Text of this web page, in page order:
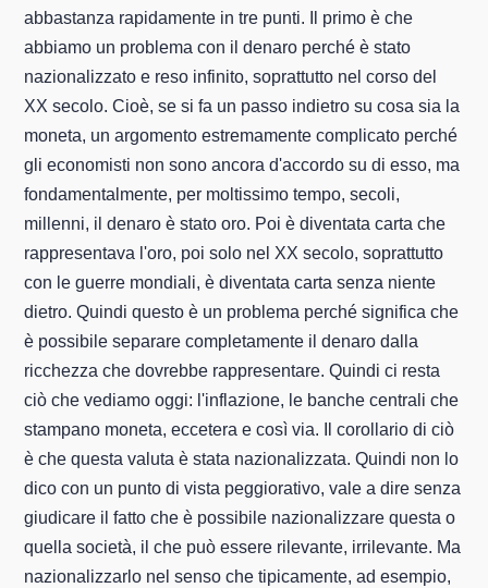
abbastanza rapidamente in tre punti. Il primo è che
abbiamo un problema con il denaro perché è stato
nazionalizzato e reso infinito, soprattutto nel corso del
XX secolo. Cioè, se si fa un passo indietro su cosa sia la
moneta, un argomento estremamente complicato perché
gli economisti non sono ancora d'accordo su di esso, ma
fondamentalmente, per moltissimo tempo, secoli,
millenni, il denaro è stato oro. Poi è diventata carta che
rappresentava l'oro, poi solo nel XX secolo, soprattutto
con le guerre mondiali, è diventata carta senza niente
dietro. Quindi questo è un problema perché significa che
è possibile separare completamente il denaro dalla
ricchezza che dovrebbe rappresentare. Quindi ci resta
ciò che vediamo oggi: l'inflazione, le banche centrali che
stampano moneta, eccetera e così via. Il corollario di ciò
è che questa valuta è stata nazionalizzata. Quindi non lo
dico con un punto di vista peggiorativo, vale a dire senza
giudicare il fatto che è possibile nazionalizzare questa o
quella società, il che può essere rilevante, irrilevante. Ma
nazionalizzarlo nel senso che tipicamente, ad esempio,